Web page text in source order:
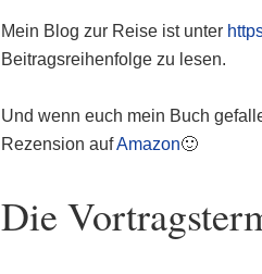
Mein Blog zur Reise ist unter
Beitragsreihenfolge zu lesen.
Und wenn euch mein Buch
Rezension aufAmazon🙂
Die